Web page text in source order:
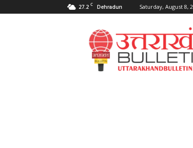
27.2 C Dehradun Saturday, August 8,
Uttarakahnd
Bulletin